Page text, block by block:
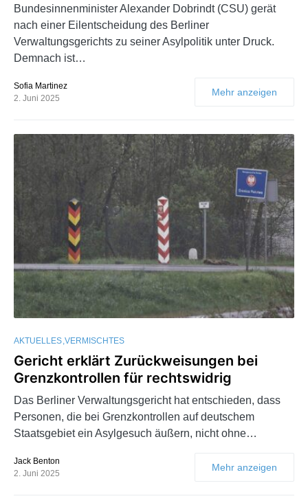
Bundesinnenminister Alexander Dobrindt (CSU) gerät
nach einer Eilentscheidung des Berliner
Verwaltungsgerichts zu seiner Asylpolitik unter Druck.
Demnach ist…
Sofia Martinez
2. Juni 2025
Mehr anzeigen
AKTUELLES VERMISCHTES
Gericht erklärt Zurückweisungen bei
Grenzkontrollen für rechtswidrig
Das Berliner Verwaltungsgericht hat entschieden, dass
Personen, die bei Grenzkontrollen auf deutschem
Staatsgebiet ein Asylgesuch äußern, nicht ohne…
Jack Benton
2. Juni 2025
Mehr anzeigen